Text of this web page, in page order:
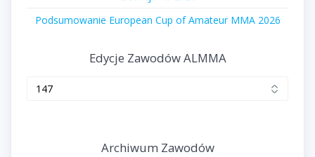
Podsumowanie European Cup of Amateur MMA 2026
Edycje Zawodów ALMMA
Archiwum Zawodów